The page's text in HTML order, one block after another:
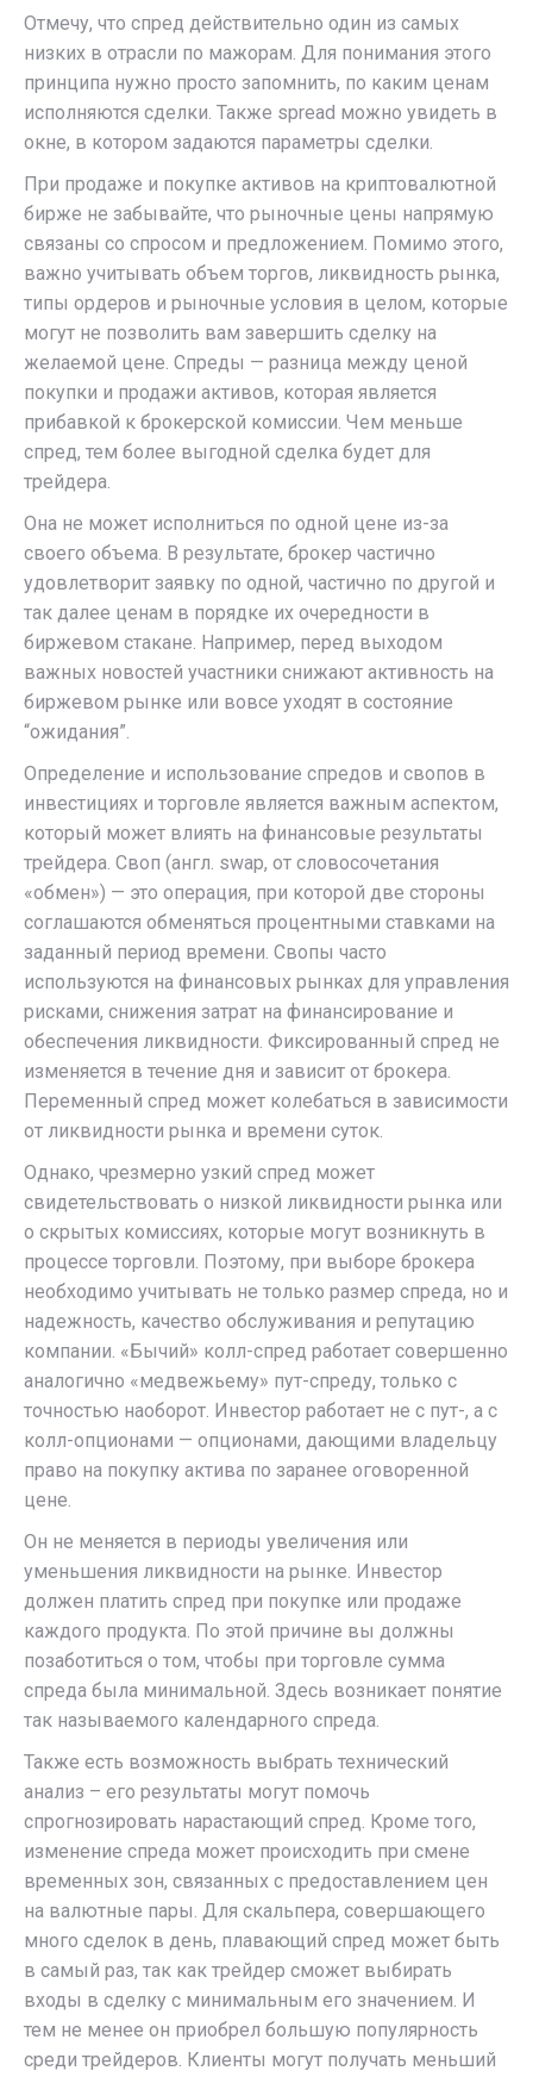
Отмечу, что спред действительно один из самых
низких в отрасли по мажорам. Для понимания этого
принципа нужно просто запомнить, по каким ценам
исполняются сделки. Также spread можно увидеть в
окне, в котором задаются параметры сделки.
При продаже и покупке активов на криптовалютной
бирже не забывайте, что рыночные цены напрямую
связаны со спросом и предложением. Помимо этого,
важно учитывать объем торгов, ликвидность рынка,
типы ордеров и рыночные условия в целом, которые
могут не позволить вам завершить сделку на
желаемой цене. Спреды — разница между ценой
покупки и продажи активов, которая является
прибавкой к брокерской комиссии. Чем меньше
спред, тем более выгодной сделка будет для
трейдера.
Она не может исполниться по одной цене из-за
своего объема. В результате, брокер частично
удовлетворит заявку по одной, частично по другой и
так далее ценам в порядке их очередности в
биржевом стакане. Например, перед выходом
важных новостей участники снижают активность на
биржевом рынке или вовсе уходят в состояние
“ожидания”.
Определение и использование спредов и свопов в
инвестициях и торговле является важным аспектом,
который может влиять на финансовые результаты
трейдера. Своп (англ. swap, от словосочетания
«обмен») — это операция, при которой две стороны
соглашаются обменяться процентными ставками на
заданный период времени. Свопы часто
используются на финансовых рынках для управления
рисками, снижения затрат на финансирование и
обеспечения ликвидности. Фиксированный спред не
изменяется в течение дня и зависит от брокера.
Переменный спред может колебаться в зависимости
от ликвидности рынка и времени суток.
Однако, чрезмерно узкий спред может
свидетельствовать о низкой ликвидности рынка или
о скрытых комиссиях, которые могут возникнуть в
процессе торговли. Поэтому, при выборе брокера
необходимо учитывать не только размер спреда, но и
надежность, качество обслуживания и репутацию
компании. «Бычий» колл-спред работает совершенно
аналогично «медвежьему» пут-спреду, только с
точностью наоборот. Инвестор работает не с пут-, а с
колл-опционами — опционами, дающими владельцу
право на покупку актива по заранее оговоренной
цене.
Он не меняется в периоды увеличения или
уменьшения ликвидности на рынке. Инвестор
должен платить спред при покупке или продаже
каждого продукта. По этой причине вы должны
позаботиться о том, чтобы при торговле сумма
спреда была минимальной. Здесь возникает понятие
так называемого календарного спреда.
Также есть возможность выбрать технический
анализ – его результаты могут помочь
спрогнозировать нарастающий спред. Кроме того,
изменение спреда может происходить при смене
временных зон, связанных с предоставлением цен
на валютные пары. Для скальпера, совершающего
много сделок в день, плавающий спред может быть
в самый раз, так как трейдер сможет выбирать
входы в сделку с минимальным его значением. И
тем не менее он приобрел большую популярность
среди трейдеров. Клиенты могут получать меньший